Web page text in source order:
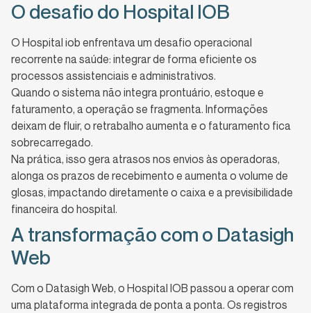
O desafio do Hospital IOB
O Hospital iob enfrentava um desafio operacional
recorrente na saúde: integrar de forma eficiente os
processos assistenciais e administrativos.
Quando o sistema não integra prontuário, estoque e
faturamento, a operação se fragmenta. Informações
deixam de fluir, o retrabalho aumenta e o faturamento fica
sobrecarregado.
Na prática, isso gera atrasos nos envios às operadoras,
alonga os prazos de recebimento e aumenta o volume de
glosas, impactando diretamente o caixa e a previsibilidade
financeira do hospital.
A transformação com o Datasigh
Web
Com o Datasigh Web, o Hospital IOB passou a operar com
uma plataforma integrada de ponta a ponta. Os registros